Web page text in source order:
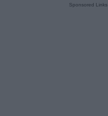
Sponsored Links